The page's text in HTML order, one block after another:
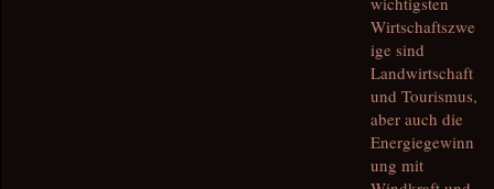
Wirtschaftszwe
ige sind
Landwirtschaft
und Tourismus,
aber auch die
Energiegewinn
ung mit